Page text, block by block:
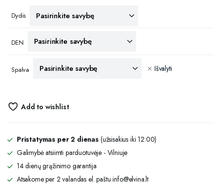
Dydis
DEN
Spalva Išvalyti
Add to wishlist
Pristatymas per 2 dienas (užsisakius iki 12:00)
Galimybė atsiimti parduotuvėje - Vilniuje
14 dienų grąžinimo garantija
Atsakome per 2 valandas el. paštu info@elvina.lt